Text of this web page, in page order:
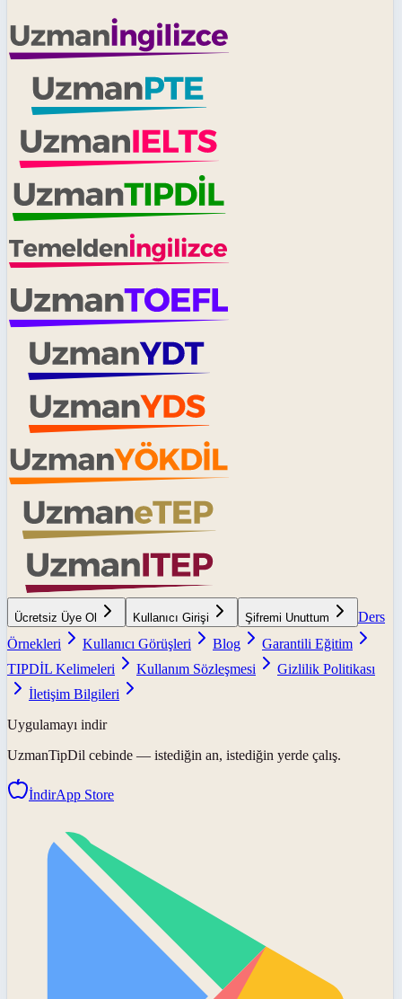
Ücretsiz Üye Ol Kullanıcı Girişi Şifremi Unuttum
Ders
Örnekleri
Kullanıcı Görüşleri Blog
Garantili Eğitim
TIPDİL Kelimeleri
Kullanım Sözleşmesi
Gizlilik Politikası
İletişim Bilgileri
Uygulamayı indir
UzmanTipDil cebinde — istediğin an, istediğin yerde çalış.
İndirApp Store